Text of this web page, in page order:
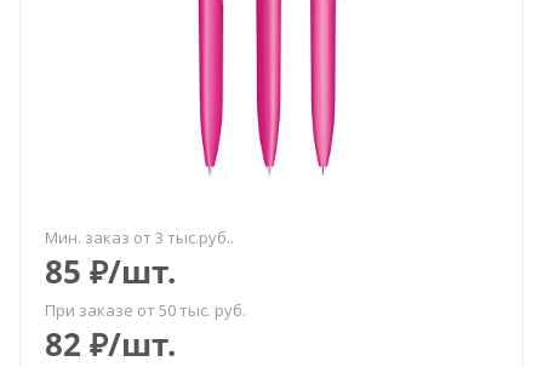
Мин. заказ от 3 тыс.руб..
85 ₽/шт.
При заказе от 50 тыс. руб.
82 ₽/шт.